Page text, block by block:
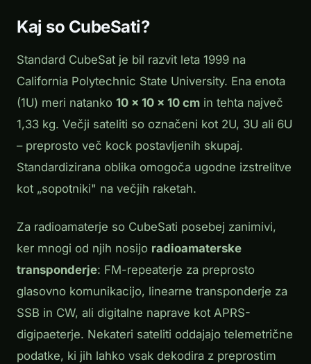
Kaj so CubeSati?
Standard CubeSat je bil razvit leta 1999 na
California Polytechnic State University. Ena enota
(1U) meri natanko 10 × 10 × 10 cm in tehta največ
1,33 kg. Večji sateliti so označeni kot 2U, 3U ali 6U
– preprosto več kock postavljenih skupaj.
Standardizirana oblika omogoča ugodne izstrelitve
kot „sopotniki" na večjih raketah.
Za radioamaterje so CubeSati posebej zanimivi,
ker mnogi od njih nosijo radioamaterske
transponderje: FM-repeaterje za preprosto
glasovno komunikacijo, linearne transponderje za
SSB in CW, ali digitalne naprave kot APRS-
digipaeterje. Nekateri sateliti oddajajo telemetrične
podatke, ki jih lahko vsak dekodira z preprostim